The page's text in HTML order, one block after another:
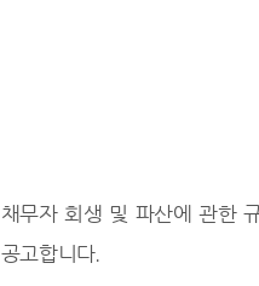
채무자 회생 및 파산에 관한
공고합니 다.